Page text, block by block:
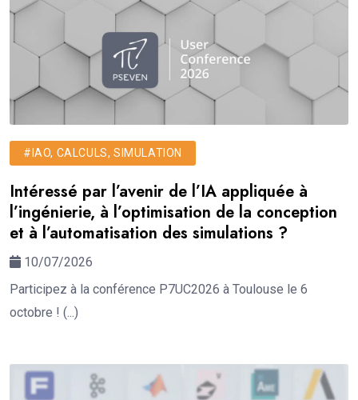
#IAO, CALCULS, SIMULATION
Intéressé par l’avenir de l’IA appliquée à
l’ingénierie, à l’optimisation de la conception
et à l’automatisation des simulations ?
10/07/2026
Participez à la conférence P7UC2026 à Toulouse le 6
octobre ! (...)